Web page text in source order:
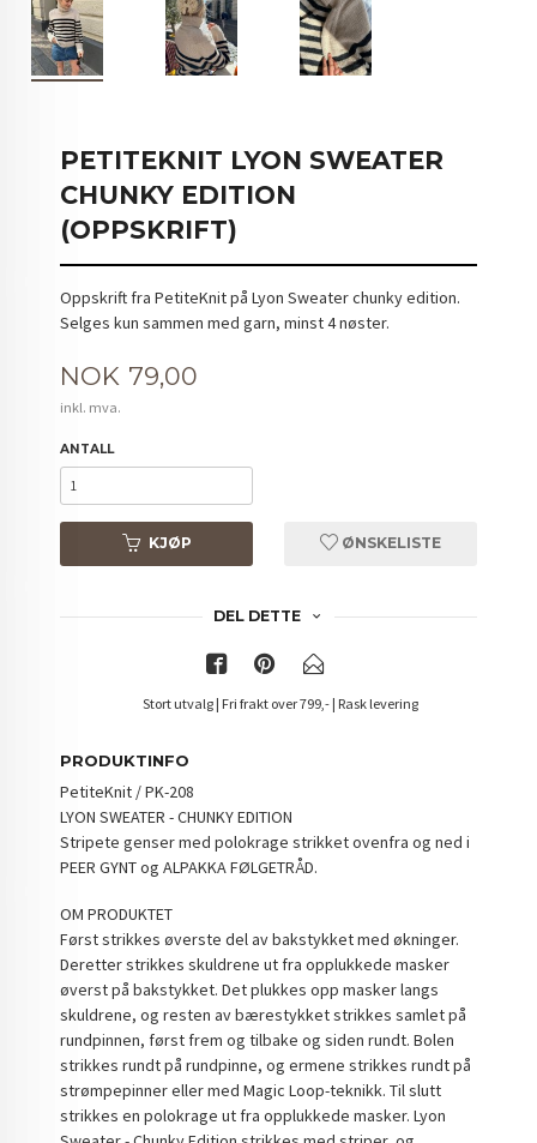
PETITEKNIT LYON SWEATER
CHUNKY EDITION
(OPPSKRIFT)
Oppskrift fra PetiteKnit på Lyon Sweater chunky edition.
Selges kun sammen med garn, minst 4 nøster.
Pris
NOK 79,00
inkl. mva.
ANTALL
KJØP ØNSKELISTE
DEL DETTE
Stort utvalg | Fri frakt over 799,- | Rask levering
PRODUKTINFO
PetiteKnit / PK-208
LYON SWEATER - CHUNKY EDITION
Stripete genser med polokrage strikket ovenfra og ned i
PEER GYNT og ALPAKKA FØLGETRÅD.
OM PRODUKTET
Først strikkes øverste del av bakstykket med økninger.
Deretter strikkes skuldrene ut fra opplukkede masker
øverst på bakstykket. Det plukkes opp masker langs
skuldrene, og resten av bærestykket strikkes samlet på
rundpinnen, først frem og tilbake og siden rundt. Bolen
strikkes rundt på rundpinne, og ermene strikkes rundt på
strømpepinner eller med Magic Loop-teknikk. Til slutt
strikkes en polokrage ut fra opplukkede masker. Lyon